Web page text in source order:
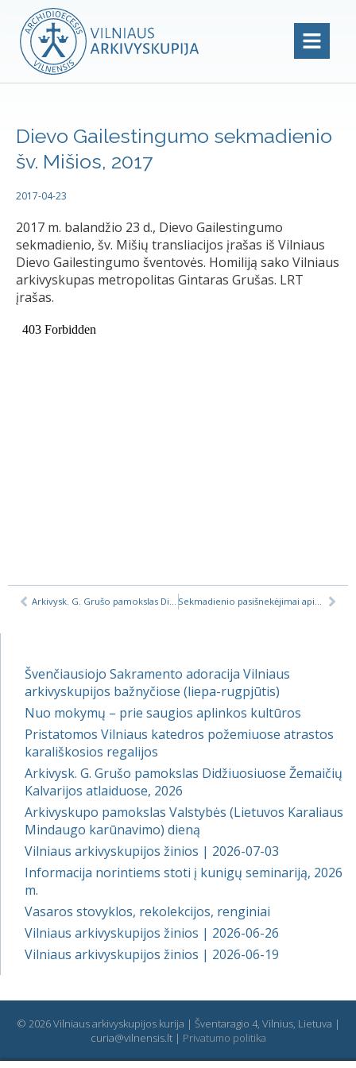
Dievo Gailestingumo sekmadienio
šv. Mišios, 2017
2017-04-23
2017 m. balandžio 23 d., Dievo Gailestingumo
sekmadienio, šv. Mišių transliacijos įrašas iš Vilniaus
Dievo Gailestingumo šventovės. Homiliją sako Vilniaus
arkivyskupas metropolitas Gintaras Grušas. LRT
įrašas.
Arkivysk. G. Grušo pamokslas Dievo Gailestingumo sekmadienį Sekmadienio pasišnekėjimai apie arkivyskupą Teofilių Matulionį
Švenčiausiojo Sakramento adoracija Vilniaus
arkivyskupijos bažnyčiose (liepa-rugpjūtis)
Nuo mokymų – prie saugios aplinkos kultūros
Pristatomos Vilniaus katedros požemiuose atrastos
karališkosios regalijos
Arkivysk. G. Grušo pamokslas Didžiuosiuose Žemaičių
Kalvarijos atlaiduose, 2026
Arkivyskupo pamokslas Valstybės (Lietuvos Karaliaus
Mindaugo karūnavimo) dieną
Vilniaus arkivyskupijos žinios | 2026-07-03
Informacija norintiems stoti į kunigų seminariją, 2026
m.
Vasaros stovyklos, rekolekcijos, renginiai
Vilniaus arkivyskupijos žinios | 2026-06-26
Vilniaus arkivyskupijos žinios | 2026-06-19
© 2026 Vilniaus arkivyskupijos kurija | Šventaragio 4, Vilnius, Lietuva |
curia@vilnensis.lt | Privatumo politika